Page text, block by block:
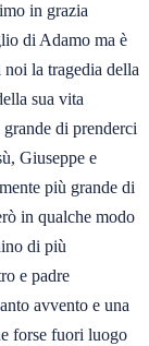
in grazia
di Adamo ma è
la tragedia della
sua vita
di prenderci
Giuseppe e
più grande di
in qualche modo
di più
e padre
avvento e una
forse fuori luogo